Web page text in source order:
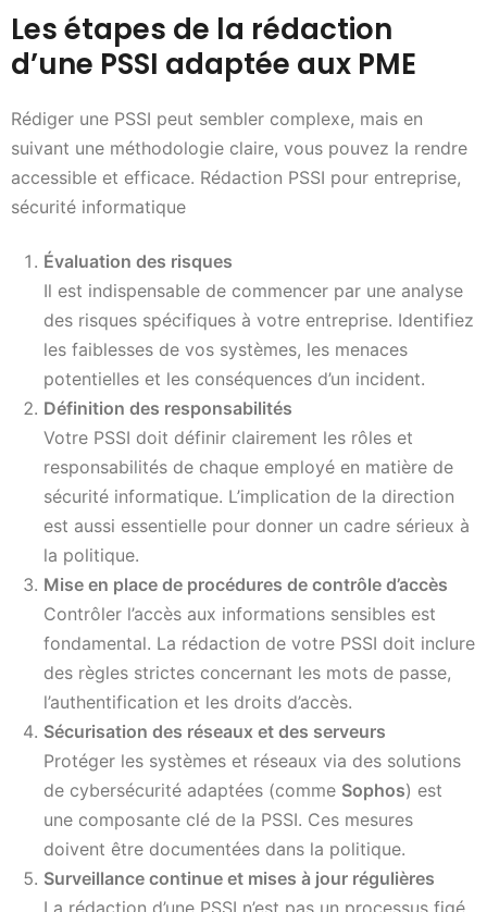
Les étapes de la rédaction
d’une PSSI adaptée aux PME
Rédiger une PSSI peut sembler complexe, mais en
suivant une méthodologie claire, vous pouvez la rendre
accessible et efficace. Rédaction PSSI pour entreprise,
sécurité informatique
Évaluation des risques
Il est indispensable de commencer par une analyse
des risques spécifiques à votre entreprise. Identifiez
les faiblesses de vos systèmes, les menaces
potentielles et les conséquences d’un incident.
Définition des responsabilités
Votre PSSI doit définir clairement les rôles et
responsabilités de chaque employé en matière de
sécurité informatique. L’implication de la direction
est aussi essentielle pour donner un cadre sérieux à
la politique.
Mise en place de procédures de contrôle d’accès
Contrôler l’accès aux informations sensibles est
fondamental. La rédaction de votre PSSI doit inclure
des règles strictes concernant les mots de passe,
l’authentification et les droits d’accès.
Sécurisation des réseaux et des serveurs
Protéger les systèmes et réseaux via des solutions
de cybersécurité adaptées (comme Sophos) est
une composante clé de la PSSI. Ces mesures
doivent être documentées dans la politique.
Surveillance continue et mises à jour régulières
La rédaction d’une PSSI n’est pas un processus figé.